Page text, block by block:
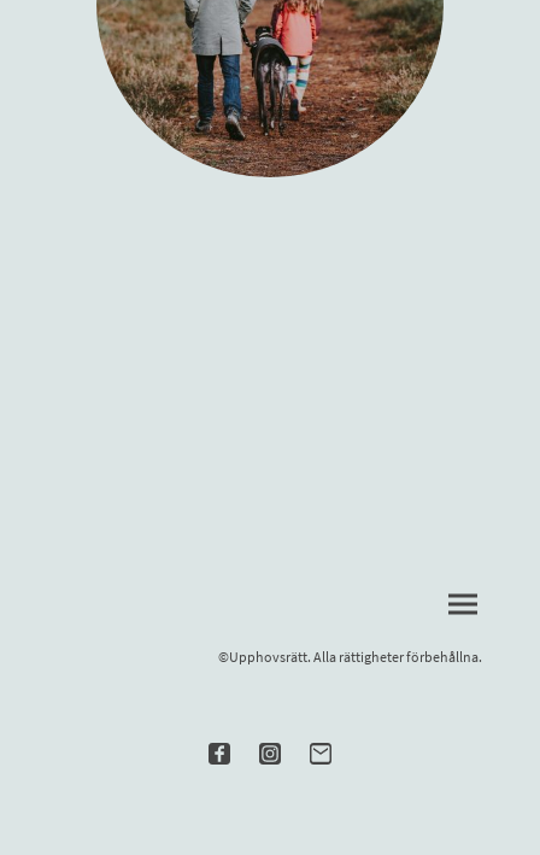
©Upphovsrätt. Alla rättigheter förbehållna.